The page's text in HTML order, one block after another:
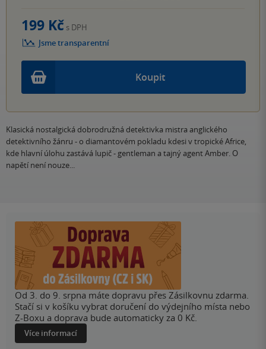
Koupit
199 Kč s DPH
Jsme transparentní
Klasická nostalgická dobrodružná detektivka mistra anglického
detektivního žánru - o diamantovém pokladu kdesi v tropické Africe,
kde hlavní úlohu zastává lupič - gentleman a tajný agent Amber. O
napětí není nouze...
Od 3. do 9. srpna máte dopravu přes Zásilkovnu zdarma.
Stačí si v košíku vybrat doručení do výdejního místa nebo
Z-Boxu a doprava bude automaticky za 0 Kč.
Více informací